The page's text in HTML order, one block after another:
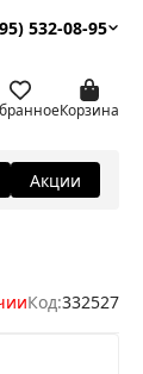
532-08-95
Корзина
Акции
Код:332527